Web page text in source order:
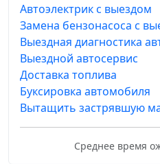
Автоэлектрик с выездом
Замена бензонасоса с
Выездная диагностика
Выездной автосервис
Доставка топлива
Буксировка автомобиля
Вытащить застрявшую
Среднее время